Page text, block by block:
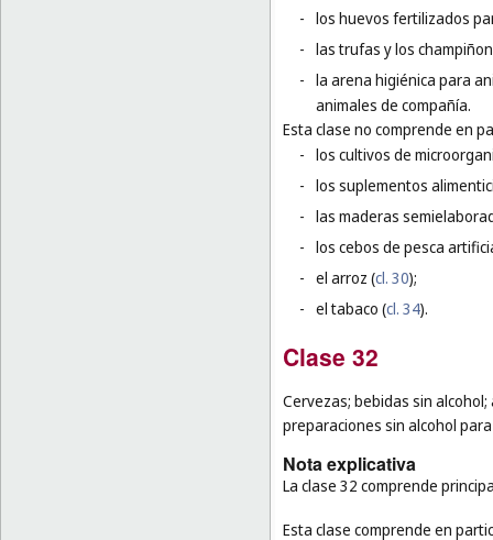
- los huevos fertilizados
- las trufas y los
- la arena higiénica para
animales de compañía.
Esta clase no comprende en
- los cultivos de
- los suplementos
- las maderas
- los cebos de pesca
- el arroz (cl. 30);
- el tabaco (cl. 34).
Clase 32
Cervezas; bebidas sin
preparaciones sin alcohol
Nota explicativa
La clase 32 comprende
Esta clase comprende en